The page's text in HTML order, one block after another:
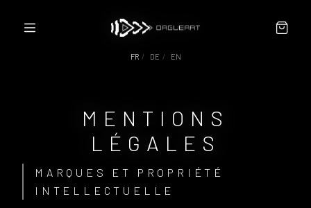
FR / DE / EN
À PROPOS
REVENDEURS / PARTENAIRES
MENTIONS
LÉGALES
MARQUES ET PROPRIÉTÉ
INTELLECTUELLE